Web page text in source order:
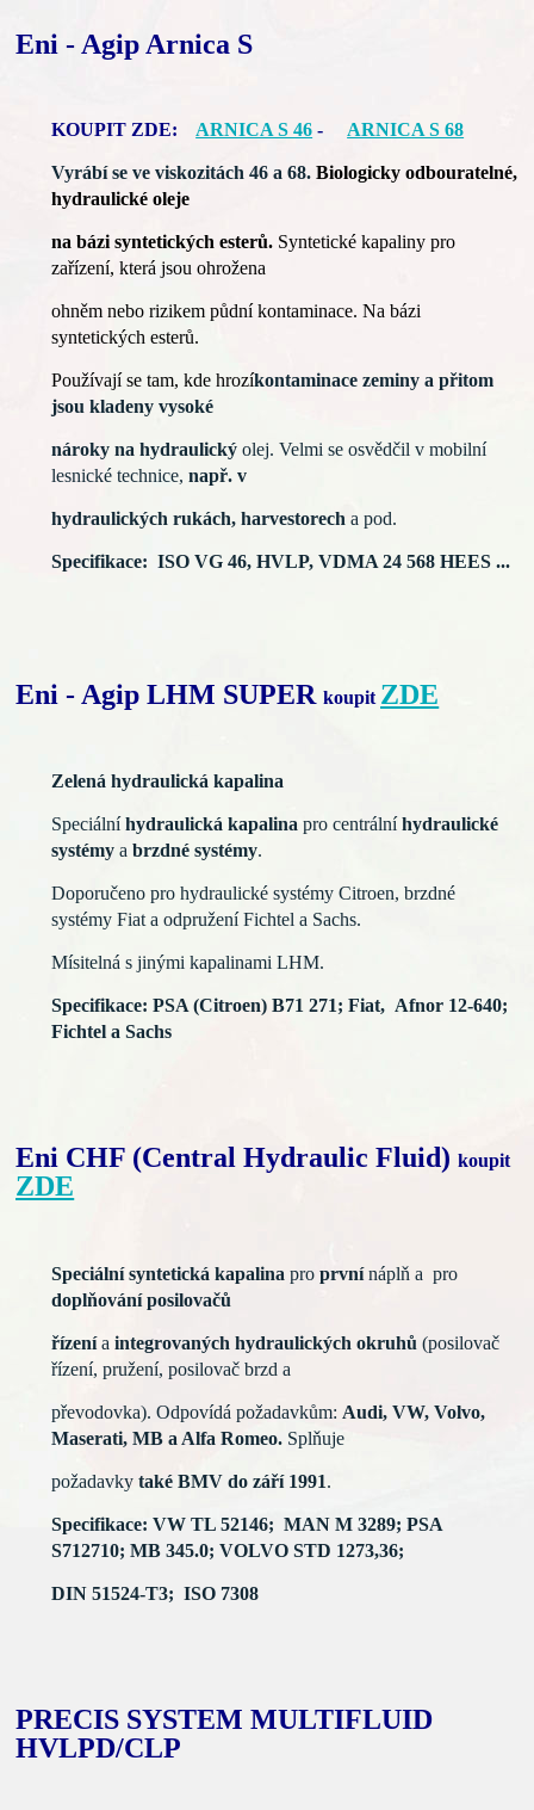
Eni - Agip Arnica S
KOUPIT ZDE: ARNICA S 46 - ARNICA S 68
Vyrábí se ve viskozitách 46 a 68.Biologicky odbouratelné,
hydraulické oleje
na bázi syntetickýchesterů. Syntetické kapaliny pro
zařízení,která jsou ohrožena
ohněm nebo rizikempůdní kontaminace. Na bázi
syntetických esterů.
Používají se tam, kde hrozíkontaminace zeminya přitom
jsou kladeny vysoké
nároky nahydraulickýolej.Velmi se osvědčil v mobilní
lesnické technice,např. v
hydraulických rukách,harvestorecha pod.
Specifikace: ISO VG 46, HVLP, VDMA 24 568 HEES ...
Eni - Agip LHM SUPERkoupit ZDE
Zelená hydraulická kapalina
Speciálníhydraulická kapalinapro centrálníhydraulické
systémyabrzdné systémy.
Doporučenopro hydraulické systémy Citroen, brzdné
systémy Fiat a odpružení Fichtel a Sachs.
Mísitelná s jinými kapalinami LHM.
Specifikace:PSA (Citroen) B71 271;Fiat, Afnor 12-640;
Fichtel a Sachs
Eni CHF (Central Hydraulic Fluid)koupit
ZDE
Speciální syntetická kapalina proprvnínáplň a pro
doplňování posilovačů
řízeníaintegrovaných hydraulických okruhů(posilovač
řízení, pružení, posilovač brzd a
převodovka).Odpovídá požadavkům: Audi, VW, Volvo,
Maserati, MB a Alfa Romeo. Splňuje
požadavkytaké BMV do září 1991.
Specifikace:VW TL 52146; MAN M 3289; PSA
S712710; MB 345.0; VOLVO STD 1273,36;
DIN 51524-T3; ISO 7308
PRECIS SYSTEM MULTIFLUID
HVLPD/CLP